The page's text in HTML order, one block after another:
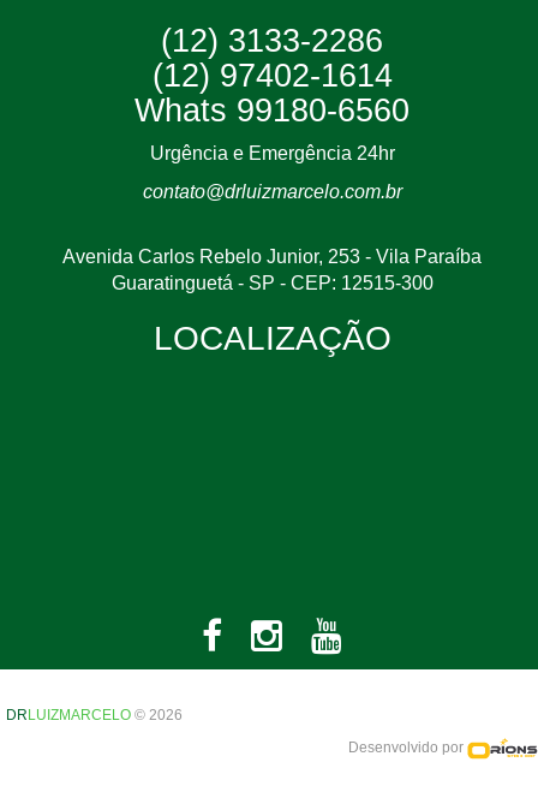
(12) 3133-2286
(12) 97402-1614
Whats 99180-6560
Urgência e Emergência 24hr
contato@drluizmarcelo.com.br
Avenida Carlos Rebelo Junior, 253 - Vila Paraíba
Guaratinguetá - SP - CEP: 12515-300
LOCALIZAÇÃO
DRLUIZMARCELO © 2026
Desenvolvido por